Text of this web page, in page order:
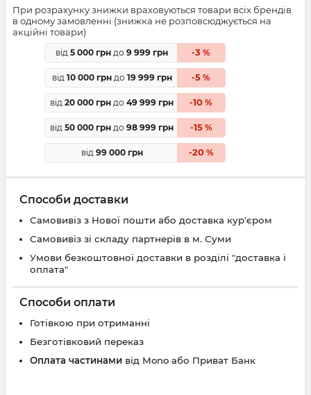
При розрахунку знижки враховуються товари всіх брендів
в одному замовленні (знижка не розповсюджується на
акційні товари)
від 5 000 грн до 9 999 грн -3 %
від 10 000 грндо 19 999 грн -5 %
від 20 000 грн до 49 999 грн -10 %
від 50 000 грн до 98 999 грн -15%
від 99 000 грн -20%
Способи доставки
Самовивіз з Нової пошти або доставка кур'єром
Самовивіз зі складу партнерів в м. Суми
Умови безкоштовної доставки в розділі "доставка і
оплата"
Способи оплати
Готівкою при отриманні
Безготівковий переказ
Оплата частинами від Mono або Приват Банк